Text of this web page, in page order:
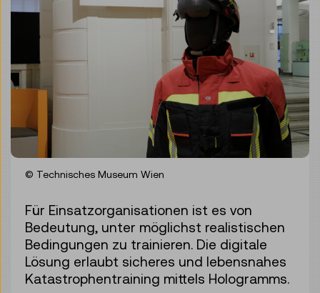
© Technisches Museum Wien
Für Einsatzorganisationen ist es von
Bedeutung, unter möglichst realistischen
Bedingungen zu trainieren. Die digitale
Lösung erlaubt sicheres und lebensnahes
Katastrophentraining mittels Hologramms.